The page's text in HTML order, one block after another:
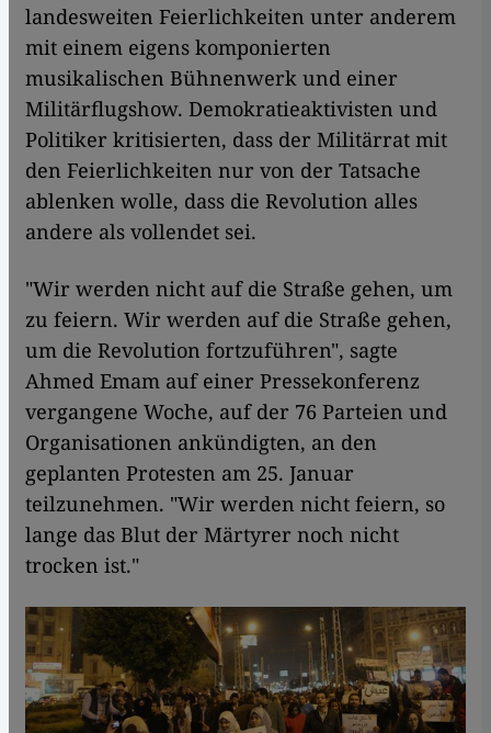
landesweiten Feierlichkeiten unter anderem
mit einem eigens komponierten
musikalischen Bühnenwerk und einer
Militärflugshow. Demokratieaktivisten und
Politiker kritisierten, dass der Militärrat mit
den Feierlichkeiten nur von der Tatsache
ablenken wolle, dass die Revolution alles
andere als vollendet sei.
"Wir werden nicht auf die Straße gehen, um
zu feiern. Wir werden auf die Straße gehen,
um die Revolution fortzuführen", sagte
Ahmed Emam auf einer Pressekonferenz
vergangene Woche, auf der 76 Parteien und
Organisationen ankündigten, an den
geplanten Protesten am 25. Januar
teilzunehmen. "Wir werden nicht feiern, so
lange das Blut der Märtyrer noch nicht
trocken ist."